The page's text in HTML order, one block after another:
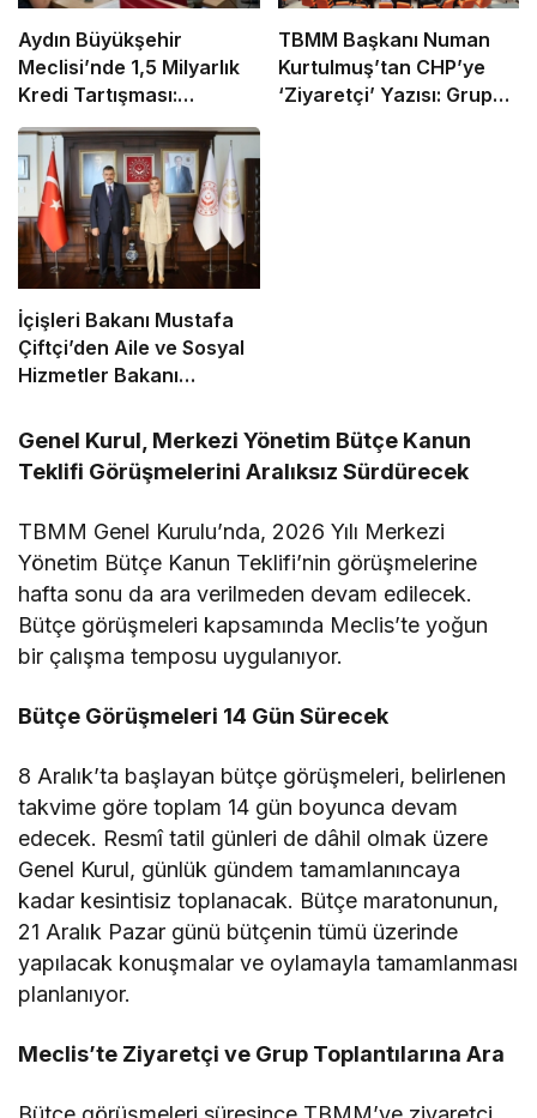
Aydın Büyükşehir
Meclisi’nde 1,5 Milyarlık
Kredi Tartışması:
“Pavyon” Sözü Gerginlik
Yarattı
TBMM Başkanı Numan
Kurtulmuş’tan CHP’ye
‘Ziyaretçi’ Yazısı: Grup
İçişleri Bakanı Mustafa
Çiftçi’den Aile ve Sosyal
Hizmetler Bakanı
Göktürk’e Ziyaret
Genel Kurul, Merkezi Yönetim Bütçe Kanun
Teklifi Görüşmelerini Aralıksız Sürdürecek
TBMM Genel Kurulu’nda, 2026 Yılı Merkezi
Yönetim Bütçe Kanun Teklifi’nin görüşmelerine
hafta sonu da ara verilmeden devam edilecek.
Bütçe görüşmeleri kapsamında Meclis’te yoğun
bir çalışma temposu uygulanıyor.
Bütçe Görüşmeleri 14 Gün Sürecek
8 Aralık’ta başlayan bütçe görüşmeleri, belirlenen
takvime göre toplam 14 gün boyunca devam
edecek. Resmî tatil günleri de dâhil olmak üzere
Genel Kurul, günlük gündem tamamlanıncaya
kadar kesintisiz toplanacak. Bütçe maratonunun,
21 Aralık Pazar günü bütçenin tümü üzerinde
yapılacak konuşmalar ve oylamayla tamamlanması
planlanıyor.
Meclis’te Ziyaretçi ve Grup Toplantılarına Ara